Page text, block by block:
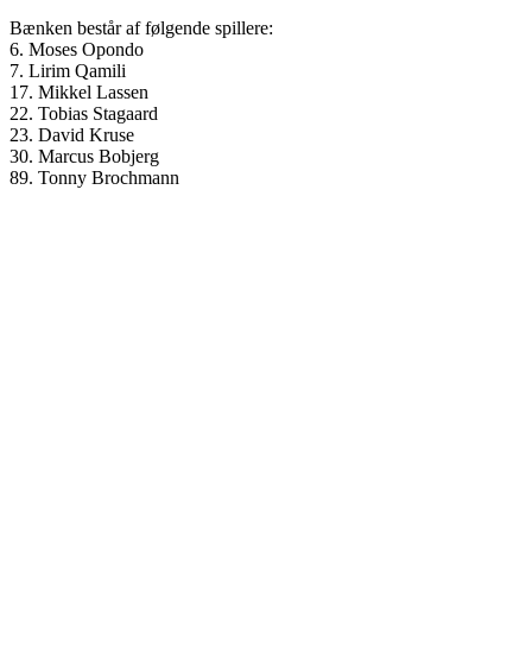
Bænken består af følgende spillere:
6. Moses Opondo
7. Lirim Qamili
17. Mikkel Lassen
22. Tobias Stagaard
23. David Kruse
30. Marcus Bobjerg
89. Tonny Brochmann